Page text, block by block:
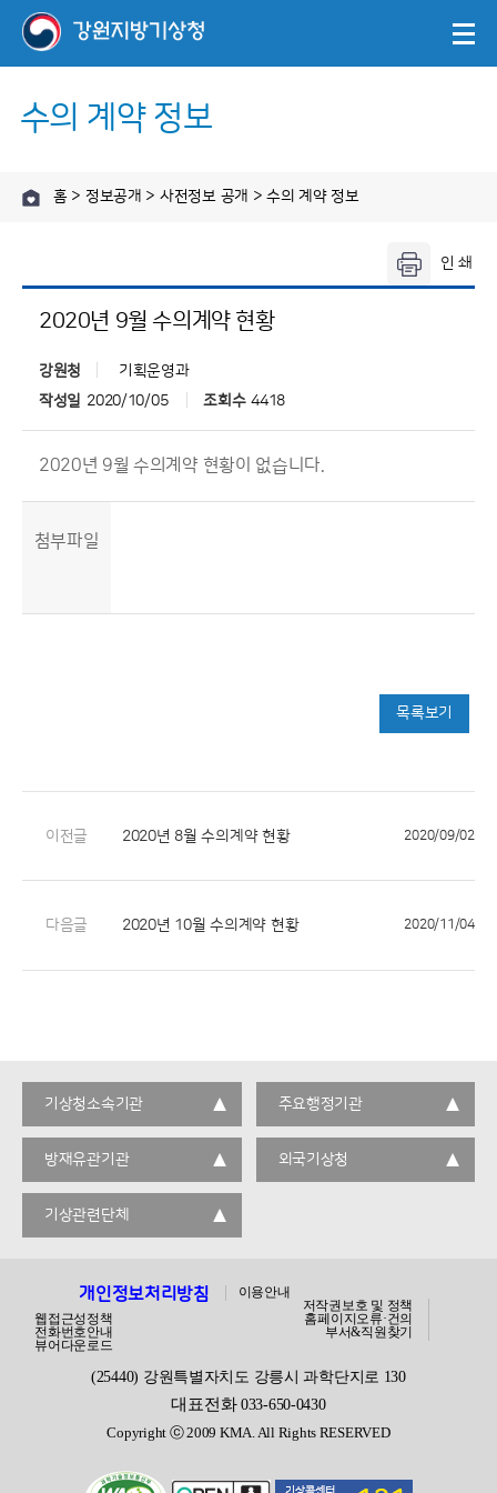
수의 계약 정보
홈 > 정보공개 > 사전정보 공개 > 수의 계약 정보
2020년 9월 수의계약 현황
강원청
기획운영과
작성일 2020/10/05 조회수 4418
2020년 9월 수의계약 현황이 없습니다.
첨부파일
목록보기
이전글 2020년 8월 수의계약 현황 2020/09/02
다음글 2020년 10월 수의계약 현황 2020/11/04
기상청소속기관 주요행정기관
방재유관기관 외국기상청
기상관련단체
개인정보처리방침
이용안내
저작권보호 및 정책
웹접근성정책
홈페이지오류·건의
전화번호안내
부서&직원찾기
뷰어다운로드
(25440) 강원특별자치도 강릉시 과학단지로 130
대표전화033-650-0430
Copyright ⓒ 2009 KMA. All Rights RESERVED